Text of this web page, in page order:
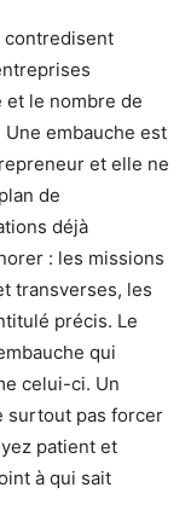
contredisent
et le nombre de
embauche est
et elle ne
de
déjà
: les missions
transverses, les
précis. Le
qui
celui-ci. Un
surtout pas forcer
patient et
à qui sait